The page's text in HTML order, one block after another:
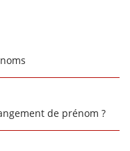
de prénom ?